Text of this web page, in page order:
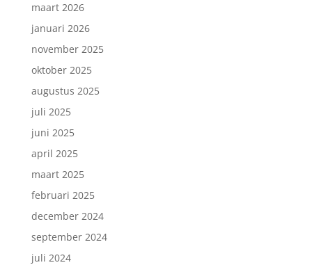
maart 2026
januari 2026
november 2025
oktober 2025
augustus 2025
juli 2025
juni 2025
april 2025
maart 2025
februari 2025
december 2024
september 2024
juli 2024